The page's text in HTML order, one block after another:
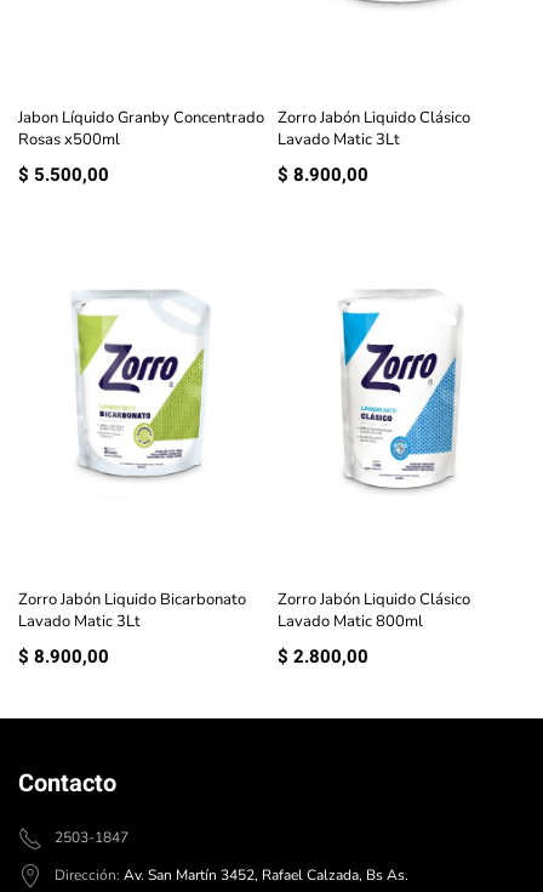
Jabon Líquido Granby Concentrado
Rosas x500ml
$ 5.500,00
Zorro Jabón Liquido Clásico
Lavado Matic 3Lt
$ 8.900,00
Zorro Jabón Liquido Bicarbonato
Lavado Matic 3Lt
$ 8.900,00
Zorro Jabón Liquido Clásico
Lavado Matic 800ml
$ 2.800,00
Contacto
2503-1847
Dirección: Av. San Martín 3452, Rafael Calzada, Bs As.